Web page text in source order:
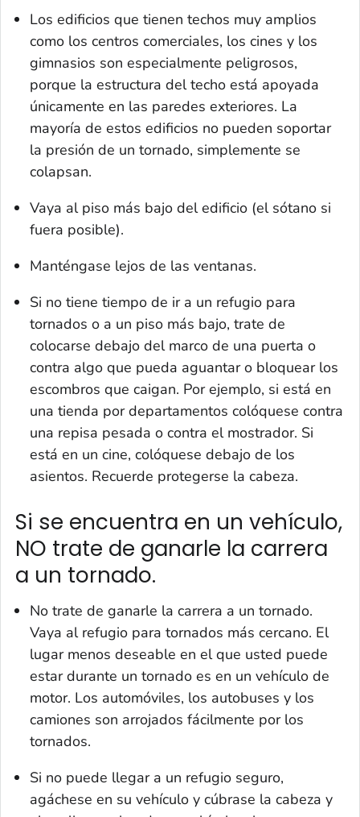
Los edificios que tienen techos muy amplios
como los centros comerciales, los cines y los
gimnasios son especialmente peligrosos,
porque la estructura del techo está apoyada
únicamente en las paredes exteriores. La
mayoría de estos edificios no pueden soportar
la presión de un tornado, simplemente se
colapsan.
Vaya al piso más bajo del edificio (el sótano si
fuera posible).
Manténgase lejos de las ventanas.
Si no tiene tiempo de ir a un refugio para
tornados o a un piso más bajo, trate de
colocarse debajo del marco de una puerta o
contra algo que pueda aguantar o bloquear los
escombros que caigan. Por ejemplo, si está en
una tienda por departamentos colóquese contra
una repisa pesada o contra el mostrador. Si
está en un cine, colóquese debajo de los
asientos. Recuerde protegerse la cabeza.
Si se encuentra en un vehículo,
NO trate de ganarle la carrera
a un tornado.
No trate de ganarle la carrera a un tornado.
Vaya al refugio para tornados más cercano. El
lugar menos deseable en el que usted puede
estar durante un tornado es en un vehículo de
motor. Los automóviles, los autobuses y los
camiones son arrojados fácilmente por los
tornados.
Si no puede llegar a un refugio seguro,
agáchese en su vehículo y cúbrase la cabeza y